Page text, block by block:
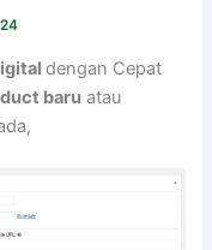
dengan Cepat
baru atau